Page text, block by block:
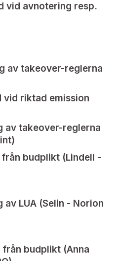
vid avnotering resp.
av takeover-reglerna
vid riktad emission
av takeover-reglerna
från budplikt (Lindell -
av LUA (Selin - Norion
från budplikt (Anna